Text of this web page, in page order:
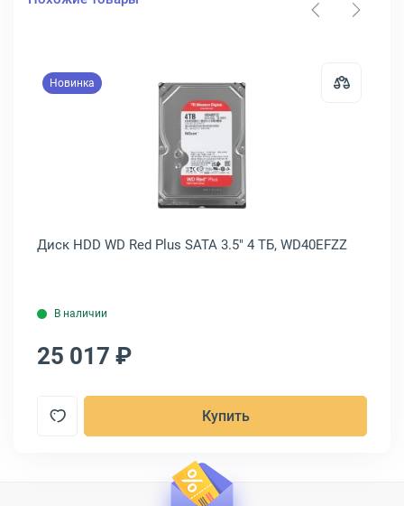
PowerEdge SATA 3.5" 2 ТБ, 400-ASHX
Новинка
Открыть товар: Диск HDD WD Red
Диск HDD WD Red Plus SATA 3.5" 4 ТБ, WD40EFZZ
В наличии
25 017 ₽
Купить